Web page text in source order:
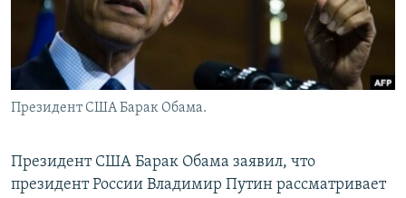
Президент США Барак Обама.
Президент США Барак Обама заявил, что
президент России Владимир Путин рассматривает